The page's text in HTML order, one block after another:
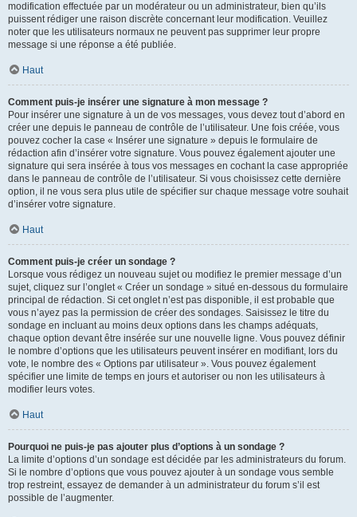
modification effectuée par un modérateur ou un administrateur, bien qu’ils
puissent rédiger une raison discrète concernant leur modification. Veuillez
noter que les utilisateurs normaux ne peuvent pas supprimer leur propre
message si une réponse a été publiée.
Haut
Comment puis-je insérer une signature à mon message ?
Pour insérer une signature à un de vos messages, vous devez tout d’abord en
créer une depuis le panneau de contrôle de l’utilisateur. Une fois créée, vous
pouvez cocher la case « Insérer une signature » depuis le formulaire de
rédaction afin d’insérer votre signature. Vous pouvez également ajouter une
signature qui sera insérée à tous vos messages en cochant la case appropriée
dans le panneau de contrôle de l’utilisateur. Si vous choisissez cette dernière
option, il ne vous sera plus utile de spécifier sur chaque message votre souhait
d’insérer votre signature.
Haut
Comment puis-je créer un sondage ?
Lorsque vous rédigez un nouveau sujet ou modifiez le premier message d’un
sujet, cliquez sur l’onglet « Créer un sondage » situé en-dessous du formulaire
principal de rédaction. Si cet onglet n’est pas disponible, il est probable que
vous n’ayez pas la permission de créer des sondages. Saisissez le titre du
sondage en incluant au moins deux options dans les champs adéquats,
chaque option devant être insérée sur une nouvelle ligne. Vous pouvez définir
le nombre d’options que les utilisateurs peuvent insérer en modifiant, lors du
vote, le nombre des « Options par utilisateur ». Vous pouvez également
spécifier une limite de temps en jours et autoriser ou non les utilisateurs à
modifier leurs votes.
Haut
Pourquoi ne puis-je pas ajouter plus d’options à un sondage ?
La limite d’options d’un sondage est décidée par les administrateurs du forum.
Si le nombre d’options que vous pouvez ajouter à un sondage vous semble
trop restreint, essayez de demander à un administrateur du forum s’il est
possible de l’augmenter.